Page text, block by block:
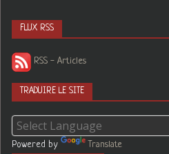
FLUX RSS
RSS - Articles
TRADUIRE LE SITE
Powered by Translate